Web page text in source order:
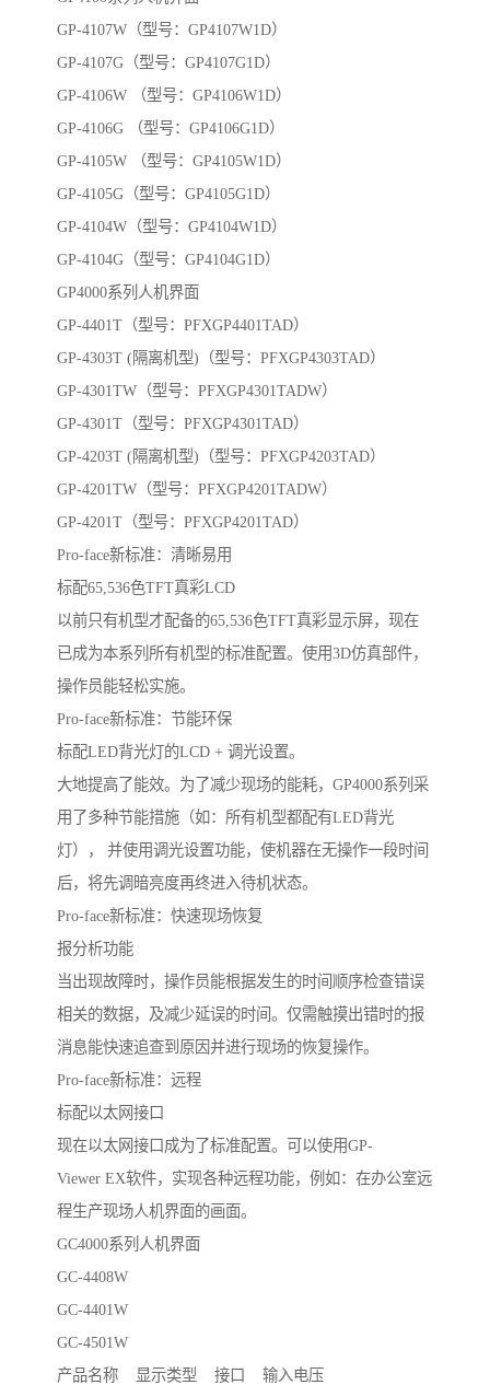
GP-4107W（型号：GP4107W1D）
GP-4107G（型号：GP4107G1D）
GP-4106W （型号：GP4106W1D）
GP-4106G （型号：GP4106G1D）
GP-4105W （型号：GP4105W1D）
GP-4105G（型号：GP4105G1D）
GP-4104W（型号：GP4104W1D）
GP-4104G（型号：GP4104G1D）
GP4000系列人机界面
GP-4401T（型号：PFXGP4401TAD）
GP-4303T (隔离机型)（型号：PFXGP4303TAD）
GP-4301TW（型号：PFXGP4301TADW）
GP-4301T（型号：PFXGP4301TAD）
GP-4203T (隔离机型)（型号：PFXGP4203TAD）
GP-4201TW（型号：PFXGP4201TADW）
GP-4201T（型号：PFXGP4201TAD）
Pro-face新标准：清晰易用
标配65,536色TFT真彩LCD
以前只有机型才配备的65,536色TFT真彩显示屏，现在
已成为本系列所有机型的标准配置。使用3D仿真部件，
操作员能轻松实施。
Pro-face新标准：节能环保
标配LED背光灯的LCD + 调光设置。
大地提高了能效。为了减少现场的能耗，GP4000系列采
用了多种节能措施（如：所有机型都配有LED背光
灯）， 并使用调光设置功能，使机器在无操作一段时间
后，将先调暗亮度再终进入待机状态。
Pro-face新标准：快速现场恢复
报分析功能
当出现故障时，操作员能根据发生的时间顺序检查错误
相关的数据，及减少延误的时间。仅需触摸出错时的报
消息能快速追查到原因并进行现场的恢复操作。
Pro-face新标准：远程
标配以太网接口
现在以太网接口成为了标准配置。可以使用GP-
Viewer EX软件，实现各种远程功能，例如：在办公室远
程生产现场人机界面的画面。
GC4000系列人机界面
GC-4408W
GC-4401W
GC-4501W
产品名称 显示类型 接口 输入电压